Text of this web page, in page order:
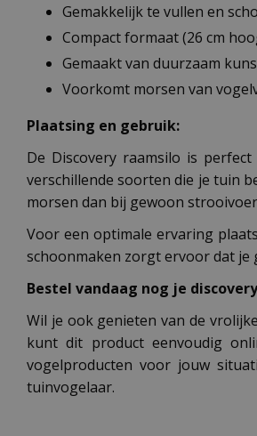
Gemakkelijk te vullen en
Compact formaat (26 cm
Gemaakt van duurzaam
Voorkomt morsen van
Plaatsing en gebruik:
De Discovery raamsilo is
verschillende soorten die je tuin
morsen dan bij gewoon
Voor een optimale ervaring
schoonmaken zorgt ervoor dat je
Bestel vandaag nog je
Wil je ook genieten van de
kunt dit product eenvoudig
vogelproducten voor jouw
tuinvogelaar.